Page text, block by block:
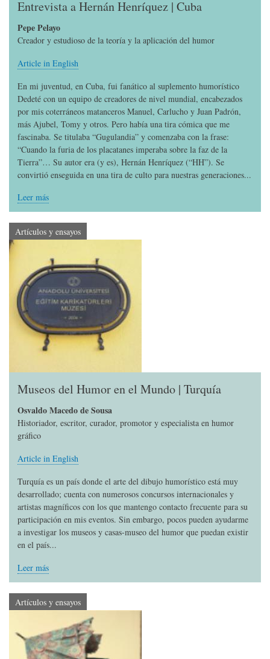
Entrevista a Hernán Henríquez | Cuba
Pepe Pelayo
Creador y estudioso de la teoría y la aplicación del humor
Article in English
En mi juventud, en Cuba, fui fanático al suplemento humorístico
Dedeté con un equipo de creadores de nivel mundial, encabezados
por mis coterráneos matanceros Manuel, Carlucho y Juan Padrón,
más Ajubel, Tomy y otros. Pero había una tira cómica que me
fascinaba. Se titulaba “Gugulandia” y comenzaba con la frase:
“Cuando la furia de los placatanes imperaba sobre la faz de la
Tierra”… Su autor era (y es), Hernán Henríquez (“HH”). Se
convirtió enseguida en una tira de culto para nuestras generaciones...
Leer más
Artículos y ensayos
Museos del Humor en el Mundo | Turquía
Osvaldo Macedo de Sousa
Historiador, escritor, curador, promotor y especialista en humor
gráfico
Article in English
Turquía es un país donde el arte del dibujo humorístico está muy
desarrollado; cuenta con numerosos concursos internacionales y
artistas magníficos con los que mantengo contacto frecuente para su
participación en mis eventos. Sin embargo, pocos pueden ayudarme
a investigar los museos y casas-museo del humor que puedan existir
en el país...
Leer más
Artículos y ensayos